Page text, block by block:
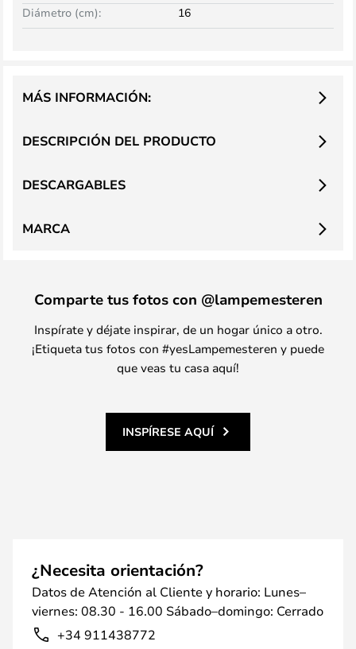
Diámetro (cm): 16
DESCRIPCIÓN DEL PRODUCTO
MÁS INFORMACIÓN:
DESCARGABLES
MARCA
Comparte tus fotos con @lampemesteren
Inspírate y déjate inspirar, de un hogar único a otro.
¡Etiqueta tus fotos con #yesLampemesteren y puede
que veas tu casa aquí!
INSPÍRESE AQUÍ
¿Necesita orientación?
Datos de Atención al Cliente y horario: Lunes–
viernes: 08.30 - 16.00 Sábado–domingo: Cerrado
+34 911438772